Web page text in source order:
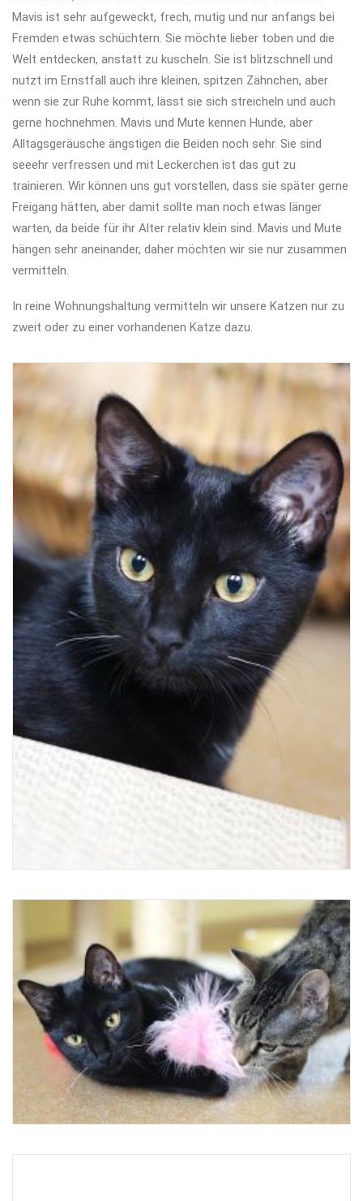
Mavis ist sehr aufgeweckt, frech, mutig und nur anfangs bei
Fremden etwas schüchtern. Sie möchte lieber toben und die
Welt entdecken, anstatt zu kuscheln. Sie ist blitzschnell und
nutzt im Ernstfall auch ihre kleinen, spitzen Zähnchen, aber
wenn sie zur Ruhe kommt, lässt sie sich streicheln und auch
gerne hochnehmen. Mavis und Mute kennen Hunde, aber
Alltagsgeräusche ängstigen die Beiden noch sehr. Sie sind
seeehr verfressen und mit Leckerchen ist das gut zu
trainieren. Wir können uns gut vorstellen, dass sie später gerne
Freigang hätten, aber damit sollte man noch etwas länger
warten, da beide für ihr Alter relativ klein sind. Mavis und Mute
hängen sehr aneinander, daher möchten wir sie nur zusammen
vermitteln.
In reine Wohnungshaltung vermitteln wir unsere Katzen nur zu
zweit oder zu einer vorhandenen Katze dazu.